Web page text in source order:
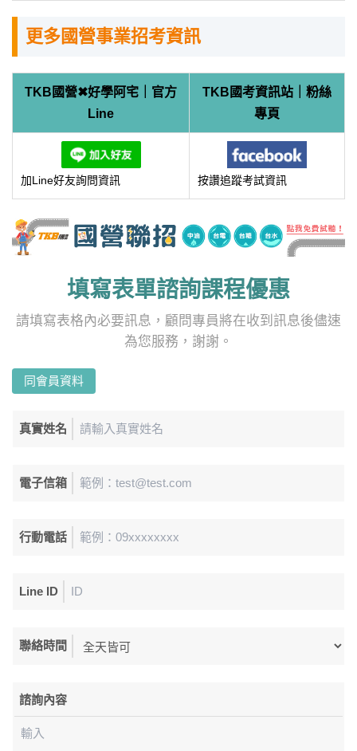
更多國營事業招考資訊
TKB國營✖好學阿宅｜官方
Line
TKB國考資訊站｜粉絲
專頁
加Line好友詢問資訊 按讚追蹤考試資訊
填寫表單諮詢課程優惠
請填寫表格內必要訊息，顧問專員將在收到訊息後儘速
為您服務，謝謝。
同會員資料
真實姓名
電子信箱
行動電話
Line ID
聯絡時間
諮詢內容